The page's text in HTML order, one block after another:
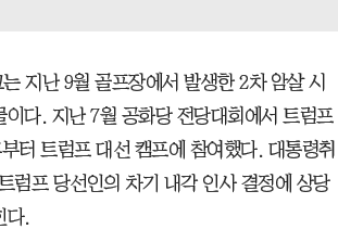
지난 9월 골프장에서 발생한 2차 암살 시
다. 지난 7월 공화당 전당대회에서 트럼프
터 트럼프 대선 캠프에 참여했다. 대통령취
럼프 당선인의 차기 내각 인사 결정에 상당
다.